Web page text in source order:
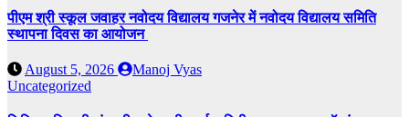
पीएम श्री स्कूल जवाहर नवोदय विद्यालय गजनेर में नवोदय विद्यालय समिति
स्थापना दिवस का आयोजन
August 5, 2026
Manoj Vyas
Uncategorized